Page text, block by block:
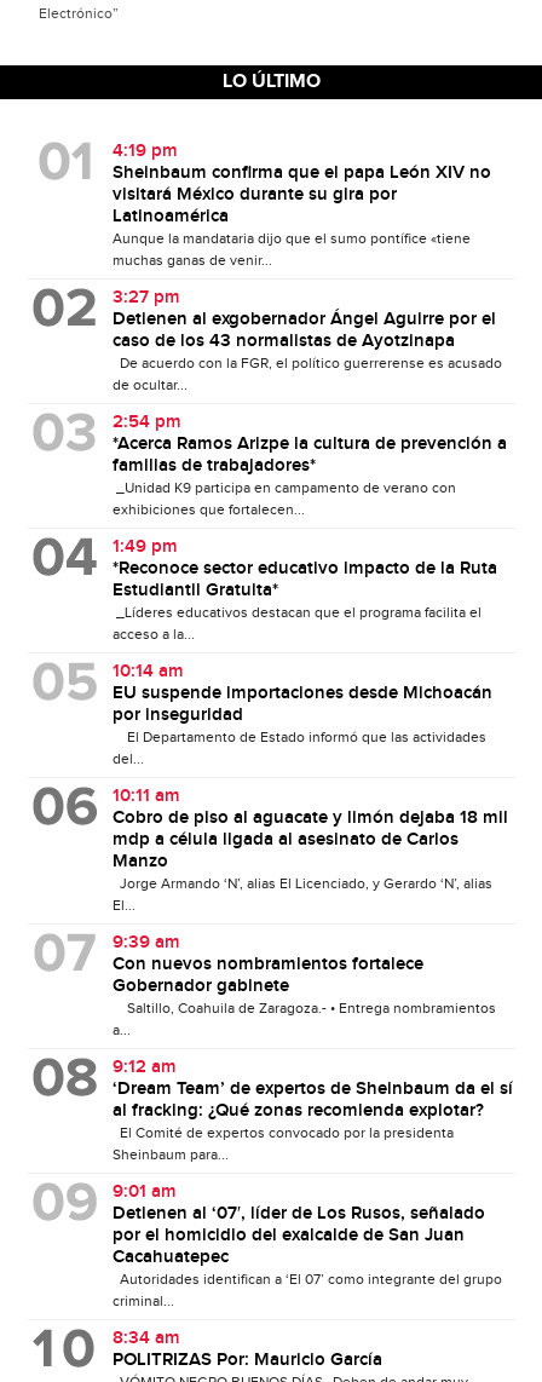
Electrónico”
LO ÚLTIMO
4:19 pm
Sheinbaum confirma que el papa León XIV no
visitará México durante su gira por
Latinoamérica
Aunque la mandataria dijo que el sumo pontífice «tiene
muchas ganas de venir...
3:27 pm
Detienen al exgobernador Ángel Aguirre por el
caso de los 43 normalistas de Ayotzinapa
De acuerdo con la FGR, el político guerrerense es acusado
de ocultar...
2:54 pm
*Acerca Ramos Arizpe la cultura de prevención a
familias de trabajadores*
_Unidad K9 participa en campamento de verano con
exhibiciones que fortalecen...
1:49 pm
*Reconoce sector educativo impacto de la Ruta
Estudiantil Gratuita*
_Líderes educativos destacan que el programa facilita el
acceso a la...
10:14 am
EU suspende importaciones desde Michoacán
por inseguridad
El Departamento de Estado informó que las actividades
del...
10:11 am
Cobro de piso al aguacate y limón dejaba 18 mil
mdp a célula ligada al asesinato de Carlos
Manzo
Jorge Armando ‘N’, alias El Licenciado, y Gerardo ‘N’, alias
El...
9:39 am
Con nuevos nombramientos fortalece
Gobernador gabinete
Saltillo, Coahuila de Zaragoza.- • Entrega nombramientos
a...
9:12 am
‘Dream Team’ de expertos de Sheinbaum da el sí
al fracking: ¿Qué zonas recomienda explotar?
El Comité de expertos convocado por la presidenta
Sheinbaum para...
9:01 am
Detienen al ‘07′, líder de Los Rusos, señalado
por el homicidio del exalcalde de San Juan
Cacahuatepec
Autoridades identifican a ‘El 07’ como integrante del grupo
criminal...
8:34 am
POLITRIZAS Por: Mauricio García